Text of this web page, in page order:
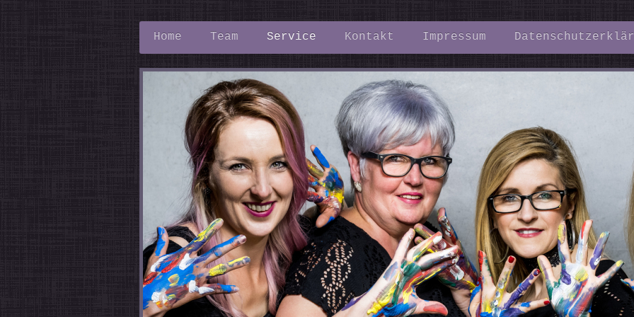
Home Team Service Kontakt Impressum